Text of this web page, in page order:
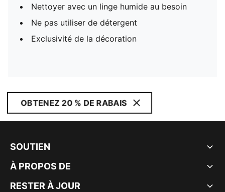
Nettoyer avec un linge humide au besoin
Ne pas utiliser de détergent
Exclusivité de la décoration
OBTENEZ 20 % DE RABAIS
SOUTIEN
À PROPOS DE
RESTER À JOUR